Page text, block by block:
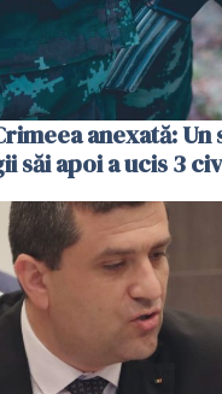
anexată: Un
săi apoi a ucis 3